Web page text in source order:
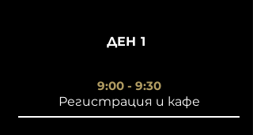
ДЕН 1
9:00 - 9:30
Регистрация и кафе